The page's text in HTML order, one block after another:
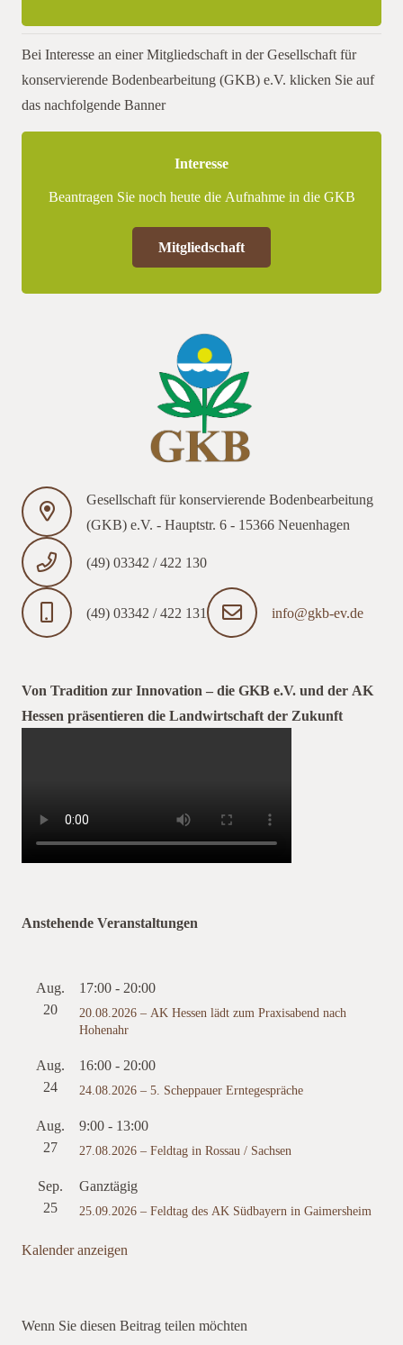
Bei Interesse an einer Mitgliedschaft in der Gesellschaft für
konservierende Bodenbearbeitung (GKB) e.V. klicken Sie auf
das nachfolgende Banner
Interesse
Beantragen Sie noch heute die Aufnahme in die GKB
Mitgliedschaft
Gesellschaft für konservierende Bodenbearbeitung
(GKB) e.V. - Hauptstr. 6 - 15366 Neuenhagen
(49) 03342 / 422 130
(49) 03342 / 422 131 info@gkb-ev.de
Von Tradition zur Innovation – die GKB e.V. und der AK
Hessen präsentieren die Landwirtschaft der Zukunft
Anstehende Veranstaltungen
Aug.
20
17:00-20:00
20.08.2026 – AK Hessen lädt zum Praxisabend nach
Hohenahr
Aug.
24
16:00-20:00
24.08.2026 – 5. Scheppauer Erntegespräche
Aug.
27
9:00- 13:00
27.08.2026 – Feldtag in Rossau / Sachsen
Sep.
25
Ganztägig
25.09.2026 – Feldtag des AK Südbayern in Gaimersheim
Kalender anzeigen
Wenn Sie diesen Beitrag teilen möchten